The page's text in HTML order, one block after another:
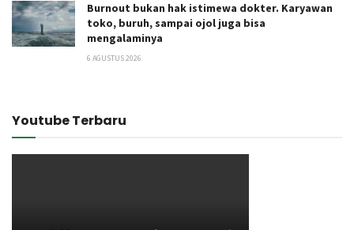
Burnout bukan hak istimewa dokter. Karyawan
toko, buruh, sampai ojol juga bisa
mengalaminya
6 AGUSTUS 2026
Youtube Terbaru